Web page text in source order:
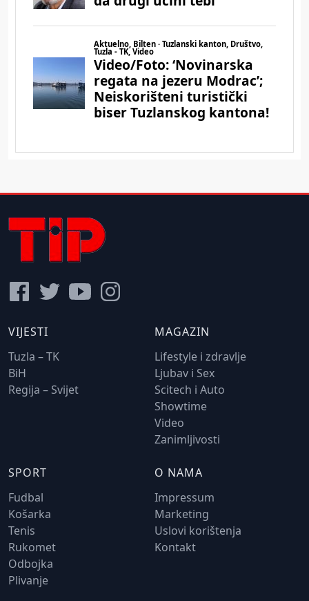
VIJESTI
Tuzla – TK
BiH
Regija – Svijet
MAGAZIN
Lifestyle i zdravlje
Ljubav i Sex
Scitech i Auto
Showtime
Video
Zanimljivosti
SPORT
Fudbal
Košarka
Tenis
Rukomet
Odbojka
Plivanje
O NAMA
Impressum
Marketing
Uslovi korištenja
Kontakt